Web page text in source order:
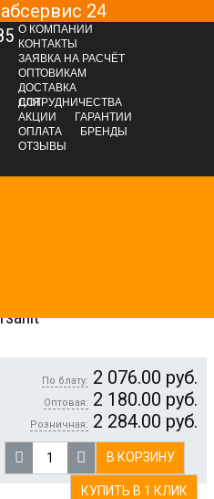
24
О КОМПАНИИ
КОНТАКТЫ
ЗАЯВКА НА РАСЧЁТ
ОПТОВИКАМ
ДОСТАВКА
ДЛЯ СОТРУДНИЧЕСТВА
АКЦИИ
ГАРАНТИИ
ОПЛАТА
БРЕНДЫ
ОТЗЫВЫ
Сантехника
PA-TYPE 1х170, Cersanit
170, PA-TYPE 1х170,
По блату: 2 076.00 руб.
Оптовая: 2 180.00 руб.
Розничная: 2 284.00 руб.
В КОРЗИНУ
КУПИТЬ В 1 КЛИК